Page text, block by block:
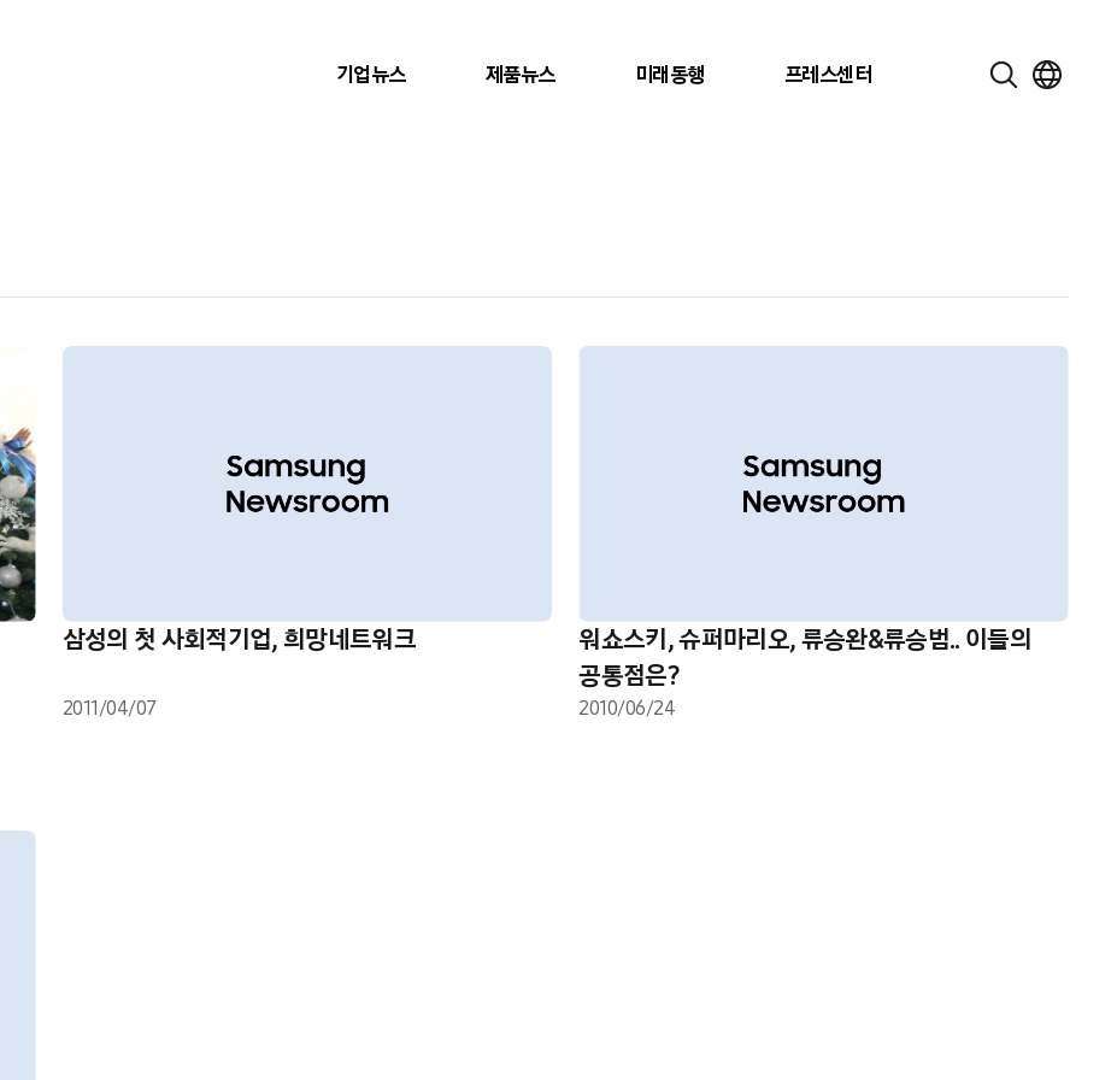
기업뉴스 제품뉴스 미래동행 프레스센터
삼성의 첫 사회적기업, 희망네트워크
2011/04/07
워쇼스키, 슈퍼마리오, 류승완&류승범.. 이들의
공통점은?
2010/06/24